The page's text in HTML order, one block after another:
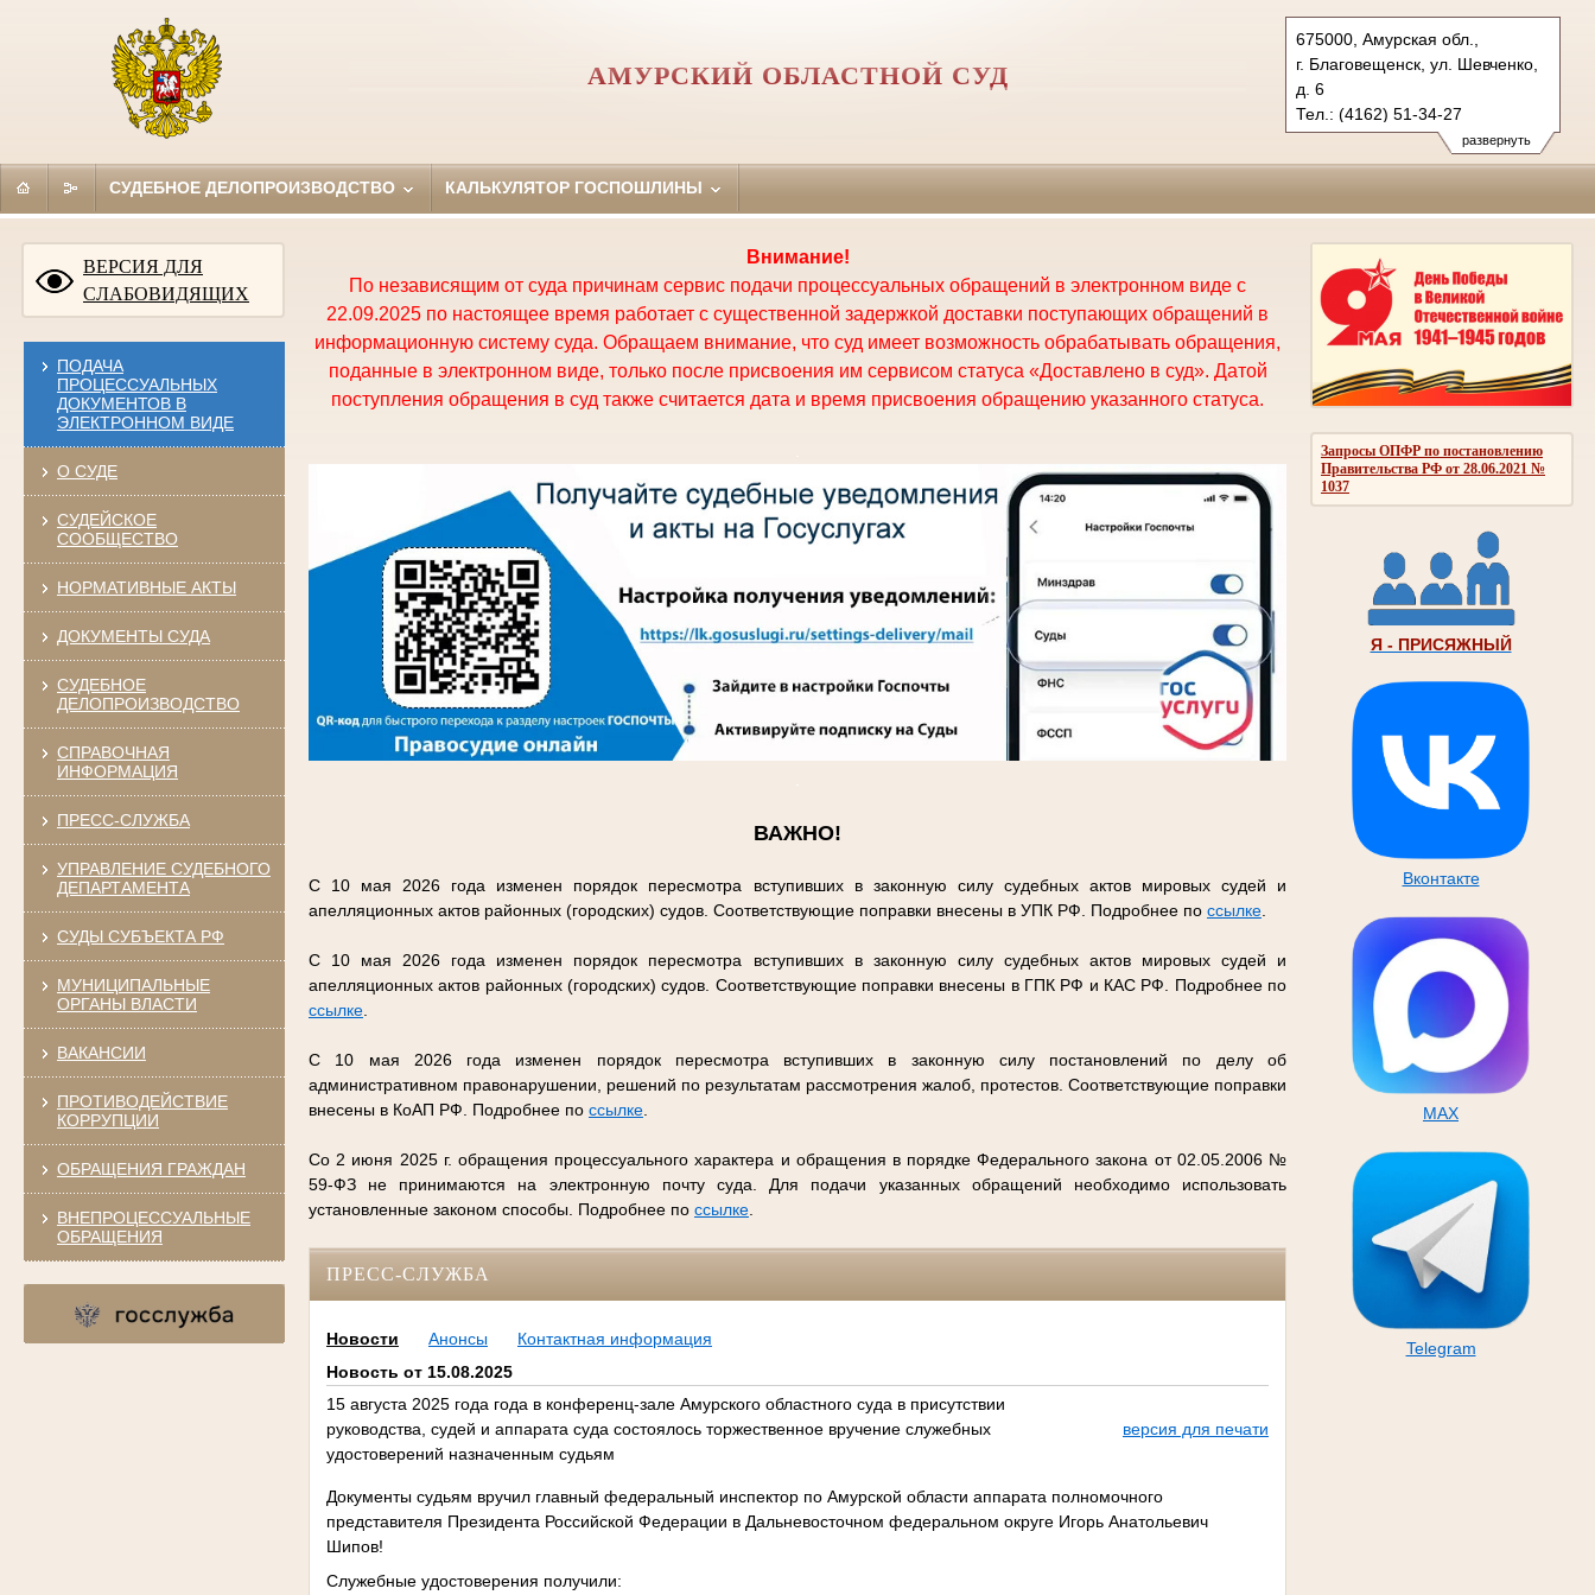
развернуть
675000, Амурская обл.,
г. Благовещенск, ул. Шевченко,
д. 6
Тел.: (4162) 51-34-27
oblsud.amr@sudrf.ru
АМУРСКИЙ ОБЛАСТНОЙ СУД
СУДЕБНОЕ ДЕЛОПРОИЗВОДСТВО КАЛЬКУЛЯТОР ГОСПОШЛИНЫ
ВЕРСИЯ ДЛЯ
СЛАБОВИДЯЩИХ
ПОДАЧА
ПРОЦЕССУАЛЬНЫХ
ДОКУМЕНТОВ В
ЭЛЕКТРОННОМ ВИДЕ
О СУДЕ
СУДЕЙСКОЕ
СООБЩЕСТВО
НОРМАТИВНЫЕ АКТЫ
ДОКУМЕНТЫ СУДА
СУДЕБНОЕ
ДЕЛОПРОИЗВОДСТВО
СПРАВОЧНАЯ
ИНФОРМАЦИЯ
ПРЕСС-СЛУЖБА
УПРАВЛЕНИЕ СУДЕБНОГО
ДЕПАРТАМЕНТА
СУДЫ СУБЪЕКТА РФ
МУНИЦИПАЛЬНЫЕ
ОРГАНЫ ВЛАСТИ
ВАКАНСИИ
ПРОТИВОДЕЙСТВИЕ
КОРРУПЦИИ
ОБРАЩЕНИЯ ГРАЖДАН
ВНЕПРОЦЕССУАЛЬНЫЕ
ОБРАЩЕНИЯ
Запросы ОПФР по постановлению
Правительства РФ от 28.06.2021 №
1037
Я - ПРИСЯЖНЫЙ
Вконтакте
MAX
Telegram
Внимание!
По независящим от суда причинам сервис подачи процессуальных обращений в электронном виде с
22.09.2025 по настоящее время работает с существенной задержкой доставки поступающих обращений в
информационную систему суда. Обращаем внимание, что суд имеет возможность обрабатывать обращения,
поданные в электронном виде, только после присвоения им сервисом статуса «Доставлено в суд». Датой
поступления обращения в суд также считается дата и время присвоения обращению указанного статуса.
ВАЖНО!
С 10 мая 2026 года изменен порядок пересмотра вступивших в законную силу судебных актов мировых судей и
апелляционных актов районных (городских) судов. Соответствующие поправки внесены в УПК РФ. Подробнее по ссылке.
С 10 мая 2026 года изменен порядок пересмотра вступивших в законную силу судебных актов мировых судей и
апелляционных актов районных (городских) судов. Соответствующие поправки внесены в ГПК РФ и КАС РФ. Подробнее по
ссылке.
С 10 мая 2026 года изменен порядок пересмотра вступивших в законную силу постановлений по делу об
административном правонарушении, решений по результатам рассмотрения жалоб, протестов. Соответствующие поправки
внесены в КоАП РФ. Подробнее по ссылке.
Со 2 июня 2025 г. обращения процессуального характера и обращения в порядке Федерального закона от 02.05.2006 №
59-ФЗ не принимаются на электронную почту суда. Для подачи указанных обращений необходимо использовать
установленные законом способы. Подробнее по ссылке.
ПРЕСС-СЛУЖБА
Новости Анонсы
Контактная информация
Новость от 15.08.2025
15 августа 2025 года года в конференц-зале Амурского областного суда в присутствии
руководства, судей и аппарата суда состоялось торжественное вручение служебных
удостоверений назначенным судьям
версия для печати
Документы судьям вручил главный федеральный инспектор по Амурской области аппарата полномочного
представителя Президента Российской Федерации в Дальневосточном федеральном округе Игорь Анатольевич
Шипов!
Служебные удостоверения получили: